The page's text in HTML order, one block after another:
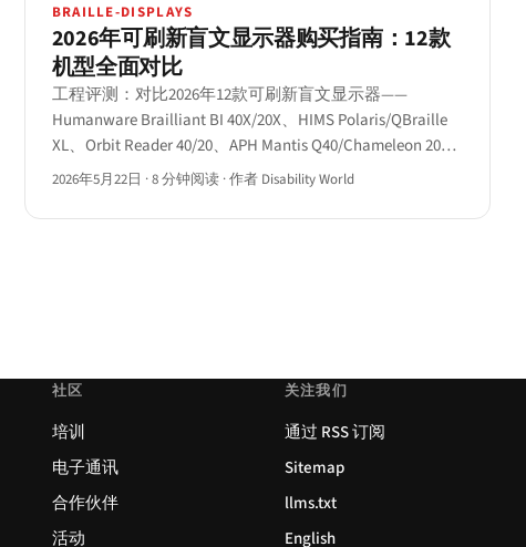
BRAILLE-DISPLAYS
2026年可刷新盲文显示器购买指南：12款
机型全面对比
工程评测：对比2026年12款可刷新盲文显示器——
Humanware Brailliant BI 40X/20X、HIMS Polaris/QBraille
XL、Orbit Reader 40/20、APH Mantis Q40/Chameleon 20、
Eurobraille Esys、Help Tech Activator及Dot Pad，附功能
2026年5月22日 ·8 分钟阅读 ·作者 Disability World
社区
培训
电子通讯
合作伙伴
活动
关注我们
通过 RSS 订阅
Sitemap
llms.txt
English